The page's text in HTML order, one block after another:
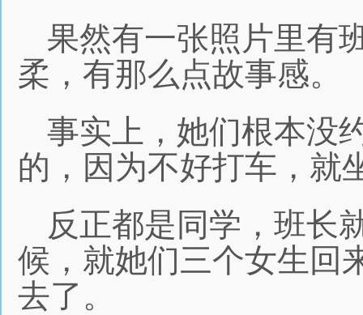
果然有一张照片里有
柔，有那么点故事感。
事实上，她们根本没
的，因为不好打车，就
反正都是同学，班长
候，就她们三个女生回
去了。